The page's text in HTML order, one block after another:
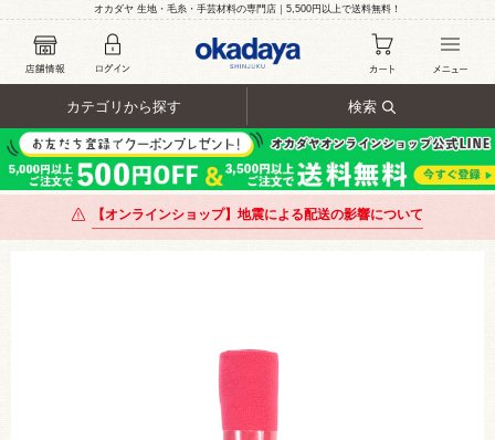
オカダヤ 生地・毛糸・手芸材料の専門店｜5,500円以上で送料無料！
カテゴリから探す 検索
【オンラインショップ】地震による配送の影響について